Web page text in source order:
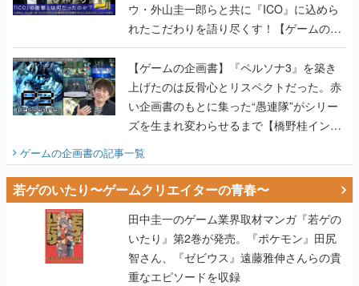
ウ・外山圭一郎らと共に『ICO』に込めら
れたこだわりを語り尽くす！【ゲームの企
画書】
【ゲームの企画書】『ペルソナ3』を築き
上げたのは反骨心とリスペクトだった。赤
い企画書のもとに集った“愚連隊”がシリー
ズを生まれ変わらせるまで【橋野桂インタ
ビュー】
ゲームの企画書の記事一覧
若ゲのいたり〜ゲームクリエイターの青春〜
田中圭一のゲーム業界取材マンガ『若ゲの
いたり』第2巻が発売。『ポケモン』田尻
智さん、『ゼビウス』遠藤雅伸さんらの貴
重なエピソードを収録